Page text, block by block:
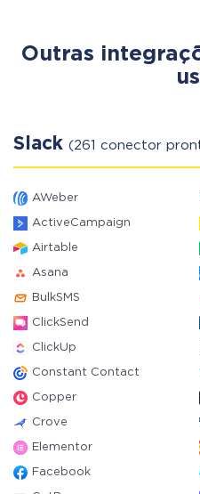
Outras
Slack (261 conector
AWeber
ActiveCampaign
Airtable
Asana
BulkSMS
ClickSend
ClickUp
Constant Contact
Copper
Crove
Elementor
Facebook